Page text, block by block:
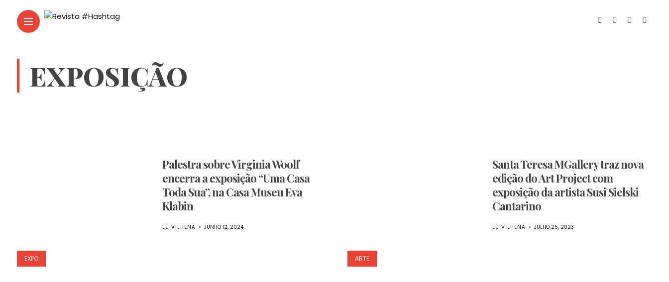
EXPOSIÇÃO
EXPO
Palestra sobre Virginia Woolf
encerra a exposição “Uma Casa
Toda Sua”, na Casa Museu Eva
Klabin
LÚ VILHENA JUNHO 12, 2024
ARTE
Santa Teresa MGallery traz nova
edição do Art Project com
exposição da artista Susi Sielski
Cantarino
LÚ VILHENA JULHO 25, 2023